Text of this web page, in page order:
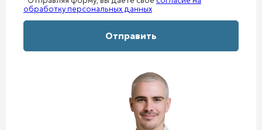
обработку персональных данных